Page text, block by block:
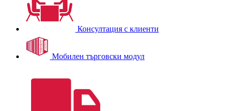
Консултация с клиенти
Мобилен търговски модул